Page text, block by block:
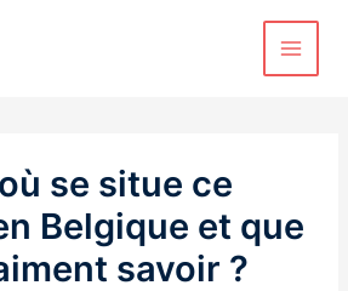
se situe ce
Belgique et que
savoir ?